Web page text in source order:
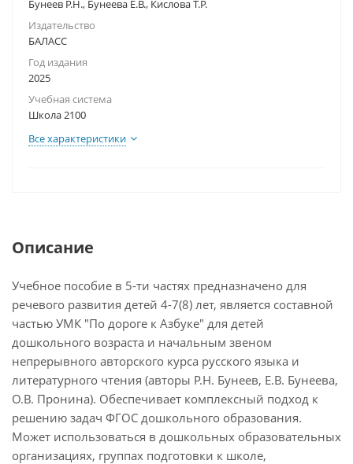
Бунеев Р.Н., Бунеева Е.В., Кислова Т.Р.
Издательство
БАЛАСС
Год издания
2025
Учебная система
Школа 2100
Все характеристики
Описание
Учебное пособие в 5-ти частях предназначено для
речевого развития детей 4-7(8) лет, является составной
частью УМК "По дороге к Азбуке" для детей
дошкольного возраста и начальным звеном
непрерывного авторского курса русского языка и
литературного чтения (авторы Р.Н. Бунеев, Е.В. Бунеева,
О.В. Пронина). Обеспечивает комплексный подход к
решению задач ФГОС дошкольного образования.
Может использоваться в дошкольных образовательных
организациях, группах подготовки к школе,